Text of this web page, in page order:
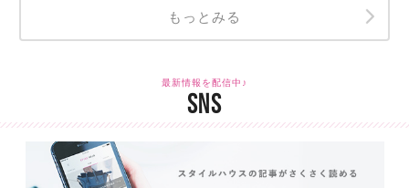
もっとみる
最新情報を配信中♪
SNS